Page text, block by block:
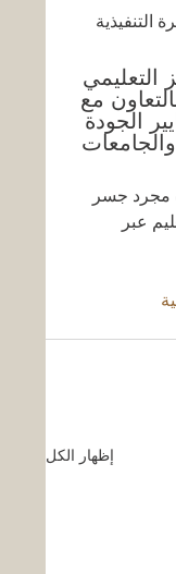
التنفيذية
التعليمي
مع
الجودة
مجرد جسر
عبر
إظهار الكل